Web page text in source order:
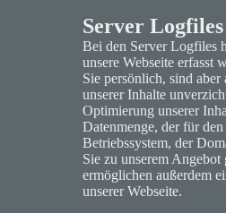
Server Logfiles
Bei den Server Logfiles
unsere Webseite erfasst
Sie persönlich, sind
unserer Inhalte
Optimierung unserer
Datenmenge, der für
Betriebssystem, der
Sie zu unserem
ermöglichen außerdem
unserer Webseite.